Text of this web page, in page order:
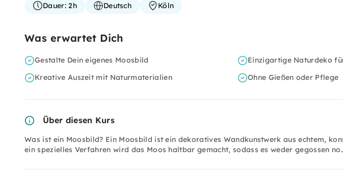
Dauer:2h Deutsch Köln
Was erwartet Dich
Gestalte Dein eigenes Moosbild
Einzigartige Naturdeko
Kreative Auszeit mit Naturmaterialien
Ohne Gießen oder Pflege
Über diesen Kurs
Was ist ein Moosbild? Ein Moosbild ist ein dekoratives Wandkunstwerk aus echtem,
ein spezielles Verfahren wird das Moos haltbar gemacht, sodass es weder gegossen